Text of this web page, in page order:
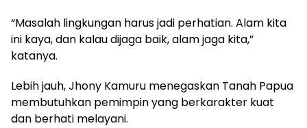
“Masalah lingkungan harus jadi perhatian. Alam kita
ini kaya, dan kalau dijaga baik, alam jaga kita,”
katanya.
Lebih jauh, Jhony Kamuru menegaskan Tanah Papua
membutuhkan pemimpin yang berkarakter kuat
dan berhati melayani.